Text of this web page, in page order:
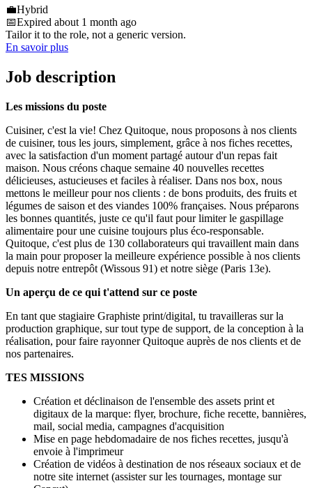
💼Hybrid
📅Expired about 1 month ago
Tailor it to the role, not a generic version.
En savoir plus
Job description
Les missions du poste
Cuisiner, c'est la vie! Chez Quitoque, nous proposons à nos clients
de cuisiner, tous les jours, simplement, grâce à nos fiches recettes,
avec la satisfaction d'un moment partagé autour d'un repas fait
maison. Nous créons chaque semaine 40 nouvelles recettes
délicieuses, astucieuses et faciles à réaliser. Dans nos box, nous
mettons le meilleur pour nos clients : de bons produits, des fruits et
légumes de saison et des viandes 100% françaises. Nous préparons
les bonnes quantités, juste ce qu'il faut pour limiter le gaspillage
alimentaire pour une cuisine toujours plus éco-responsable.
Quitoque, c'est plus de 130 collaborateurs qui travaillent main dans
la main pour proposer la meilleure expérience possible à nos clients
depuis notre entrepôt (Wissous 91) et notre siège (Paris 13e).
Un aperçu de ce qui t'attend sur ce poste
En tant que stagiaire Graphiste print/digital, tu travailleras sur la
production graphique, sur tout type de support, de la conception à la
réalisation, pour faire rayonner Quitoque auprès de nos clients et de
nos partenaires.
TES MISSIONS
Création et déclinaison de l'ensemble des assets print et
digitaux de la marque: flyer, brochure, fiche recette, bannières,
mail, social media, campagnes d'acquisition
Mise en page hebdomadaire de nos fiches recettes, jusqu'à
envoie à l'imprimeur
Création de vidéos à destination de nos réseaux sociaux et de
notre site internet (assister sur les tournages, montage sur